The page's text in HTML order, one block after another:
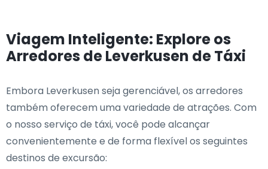
Viagem Inteligente: Explore os
Arredores de Leverkusen de Táxi
Embora Leverkusen seja gerenciável, os arredores
também oferecem uma variedade de atrações. Com
o nosso serviço de táxi, você pode alcançar
convenientemente e de forma flexível os seguintes
destinos de excursão: